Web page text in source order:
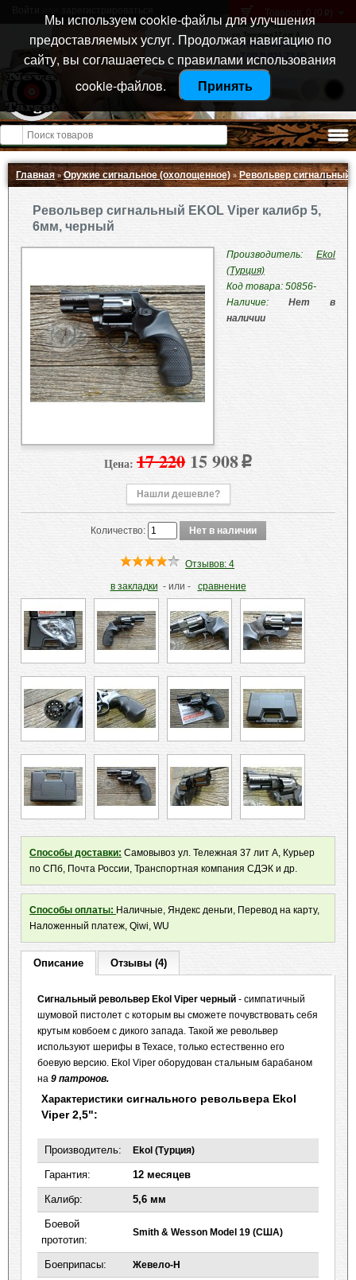
Санкт-Петербург
ул. Тележная 37 лит А
+7 (911) 021-04-08
+7 (812) 921-73-50
Товаров: 0 (0 p )
Открыть меню
Главная»Оружие сигнальное (охолощенное) » Револьвер сигнальный
Револьвер сигнальный EKOL Viper калибр 5,
6мм, черный
Производитель:
Ekol
(Турция)
Код товара: 50856-
Наличие: Нет в
наличии
Цена: 17 220 15 908 p
Нашли дешевле?
Количество:
Отзывов: 4
в закладки - или - сравнение
Способы доставки: Самовывоз ул. Тележная 37 лит А, Курьер
по СПб, Почта России, Транспортная компания СДЭК и др.
Способы оплаты: Наличные, Яндекс деньги, Перевод на карту,
Наложенный платеж, Qiwi, WU
Описание Отзывы (4)
Сигнальный револьвер Ekol Viper черный - симпатичный
шумовой пистолет с которым вы сможете почувствовать себя
крутым ковбоем с дикого запада. Такой же револьвер
используют шерифы в Техасе, только естественно его
боевую версию. Ekol Viper оборудован стальным барабаном
на 9 патронов.
Характеристики сигнального револьвера Ekol
Viper 2,5":
Производитель: Ekol (Турция)
Гарантия: 12 месяцев
Калибр: 5,6 мм
Боевой
прототип:
Smith & Wesson Model 19 (США)
Боеприпасы: Жевело-Н
Мы используем cookie-файлы для улучшения
предоставляемых услуг. Продолжая навигацию по
сайту, вы соглашаетесь с правилами использования
cookie-файлов.
Принять